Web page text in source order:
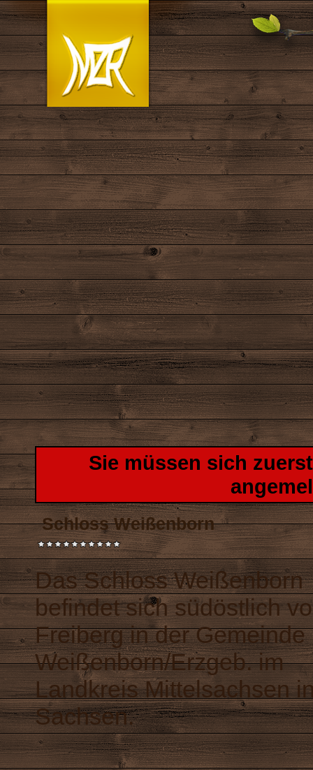
Sie müssen sich
Schloss Weißenborn
Das Schloss Weißenborn
befindet sich südöstlich
Freiberg in der Gemeinde
Weißenborn/Erzgeb. im
Landkreis Mittelsachsen
Sachsen.